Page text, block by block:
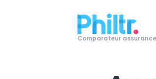
Comparateur